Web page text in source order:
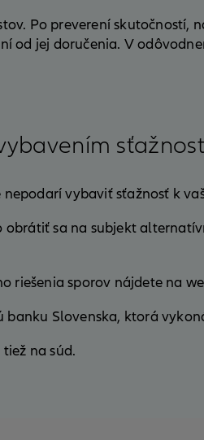
Po preverení
od jej doručenia. V
vybaviť sťažnosť k
sa na subjekt
riešenia sporov nájdete na
Slovenska, ktorá
na súd.